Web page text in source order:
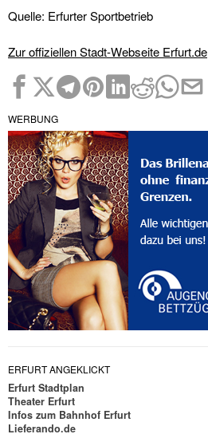
Quelle: Erfurter Sportbetrieb
Zur offiziellen Stadt-Webseite Erfurt.de
WERBUNG
ERFURT ANGEKLICKT
Erfurt Stadtplan
Theater Erfurt
Infos zum Bahnhof Erfurt
Lieferando.de